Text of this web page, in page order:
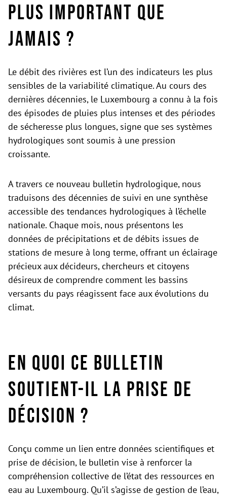
plus important que
jamais ?
Le débit des rivières est l’un des indicateurs les plus
sensibles de la variabilité climatique. Au cours des
dernières décennies, le Luxembourg a connu à la fois
des épisodes de pluies plus intenses et des périodes
de sécheresse plus longues, signe que ses systèmes
hydrologiques sont soumis à une pression
croissante.
A travers ce nouveau bulletin hydrologique, nous
traduisons des décennies de suivi en une synthèse
accessible des tendances hydrologiques à l’échelle
nationale. Chaque mois, nous présentons les
données de précipitations et de débits issues de
stations de mesure à long terme, offrant un éclairage
précieux aux décideurs, chercheurs et citoyens
désireux de comprendre comment les bassins
versants du pays réagissent face aux évolutions du
climat.
En quoi ce bulletin
soutient-il la prise de
décision ?
Conçu comme un lien entre données scientifiques et
prise de décision, le bulletin vise à renforcer la
compréhension collective de l’état des ressources en
eau au Luxembourg. Qu’il s’agisse de gestion de l’eau,